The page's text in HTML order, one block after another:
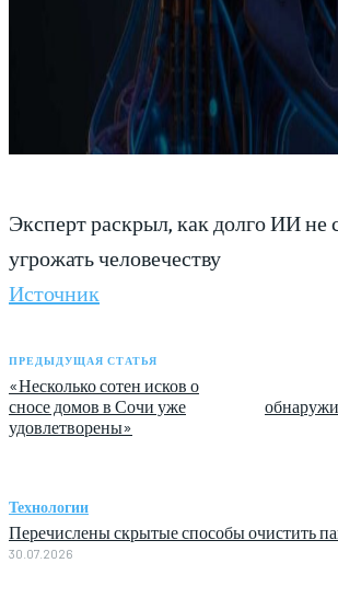
Эксперт раскрыл, как долго ИИ не
угрожать человечеству
Источник
ПРЕДЫДУЩАЯ СТАТЬЯ
«Несколько сотен исков о
сносе домов в Сочи уже
удовлетворены»
Технологии
Перечислены скрытые способы очистить
30.07.2026